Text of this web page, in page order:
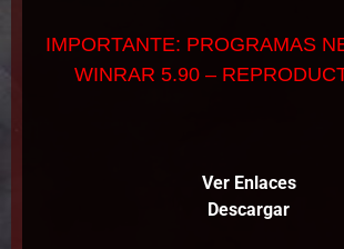
IMPORTANTE: PROGRAMAS
WINRAR 5.90 –
Ver Enlaces
Descargar